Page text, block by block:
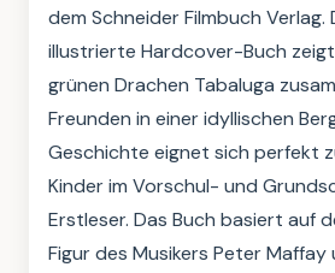
dem Schneider Filmbuch
illustrierte Hardcover-Buch
grünen Drachen Tabaluga
Freunden in einer idyllischen
Geschichte eignet sich perfekt
Kinder im Vorschul- und
Erstleser. Das Buch basiert auf
Figur des Musikers Peter